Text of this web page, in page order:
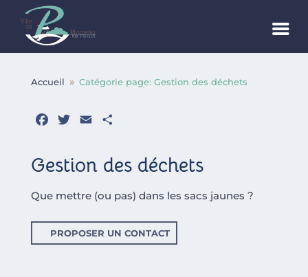
Accueil 9 Catégorie page: Gestion des déchets
Facebook
TwitterEmail
Gestion des déchets
Que mettre (ou pas) dans les sacs jaunes ?
PROPOSER UN CONTACT